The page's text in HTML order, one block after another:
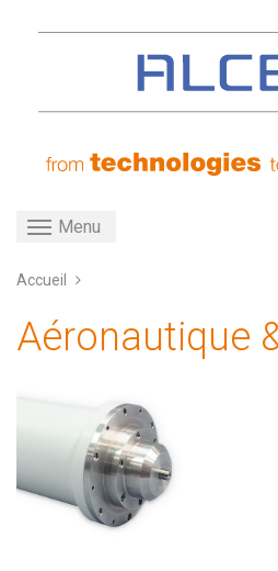
principal
Toggle navigation
Menu
Accueil
Aéronautique